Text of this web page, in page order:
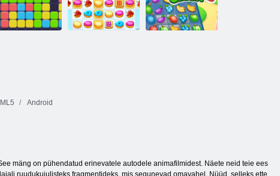
Mullivursid
Android
mäng on pühendatud erinevatele autodele animafilmidest. Näete neid teie ees
ruudukujulisteks fragmentideks, mis segunevad omavahel. Nüüd, selleks ette